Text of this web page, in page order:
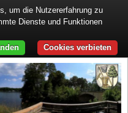
um die Nutzererfahrung zu
Dienste und Funktionen
Cookies verbieten